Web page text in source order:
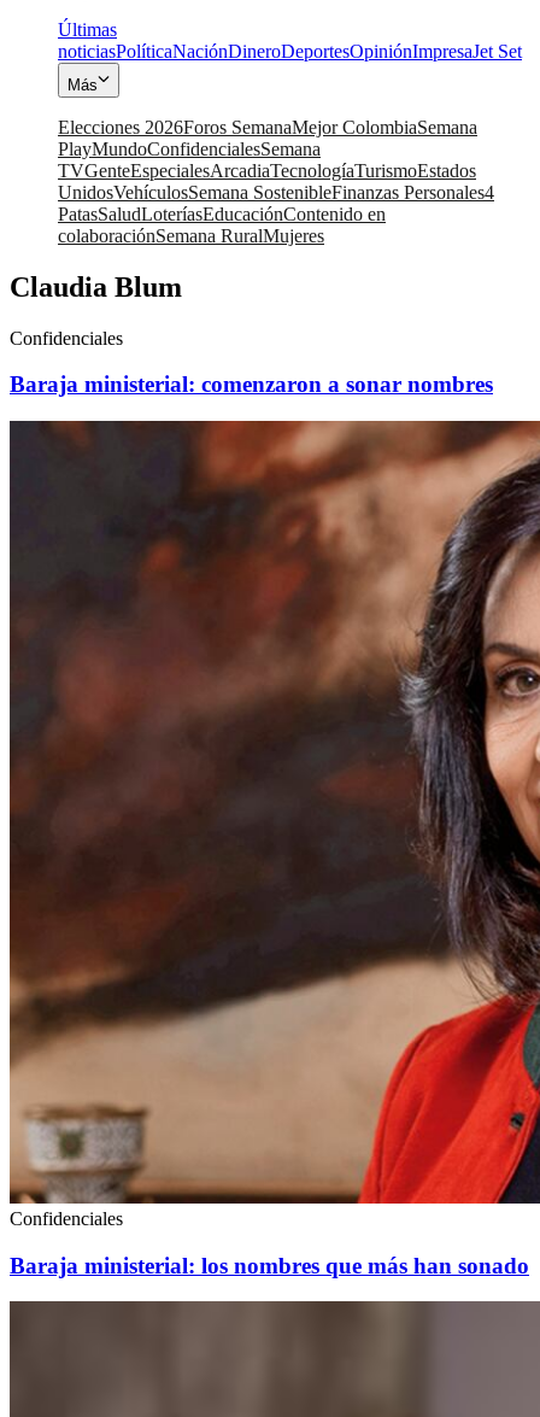
Últimas
noticiasPolíticaNaciónDineroDeportesOpiniónImpresaJet Set
Más
Elecciones 2026Foros SemanaMejor ColombiaSemana
PlayMundoConfidencialesSemana
TVGenteEspecialesArcadiaTecnologíaTurismoEstados
UnidosVehículosSemana SostenibleFinanzas Personales4
PatasSaludLoteríasEducaciónContenido en
colaboraciónSemana RuralMujeres
Claudia Blum
Confidenciales
Baraja ministerial: comenzaron a sonar nombres
Confidenciales
Baraja ministerial: los nombres que más han sonado